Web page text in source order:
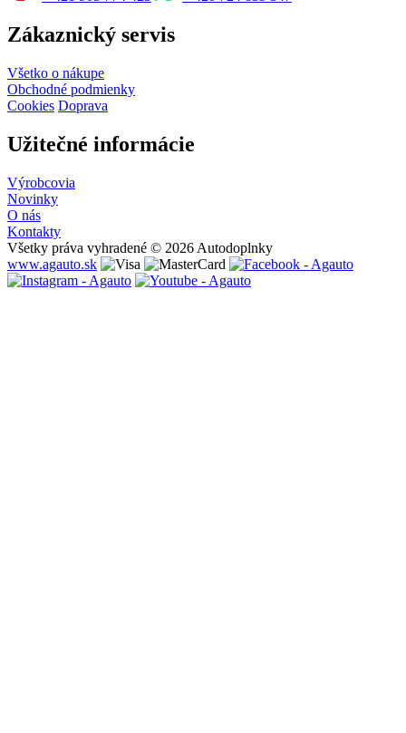
Zákaznický servis
Všetko o nákupe
Obchodné podmienky
Cookies Doprava
Užitečné informácie
Výrobcovia
Novinky
O nás
Kontakty
Všetky práva vyhradené © 2026 Autodoplnky
www.agauto.sk